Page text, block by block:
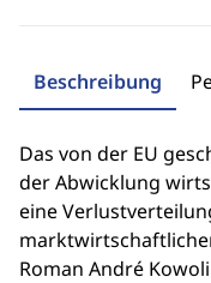
Beschreibung
Das von der EU
der Abwicklung
eine
Roman André